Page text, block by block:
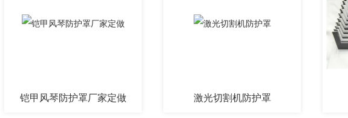
铠甲风琴防护罩厂家定做 激光切割机防护罩